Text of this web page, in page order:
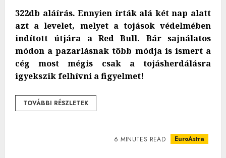
322db aláírás. Ennyien írták alá két nap alatt
azt a levelet, melyet a tojások védelmében
indított útjára a Red Bull. Bár sajnálatos
módon a pazarlásnak több módja is ismert a
cég most mégis csak a tojásherdálásra
igyekszik felhívni a figyelmet!
TOVÁBBI RÉSZLETEK
6 MINUTES READ EuroAstra